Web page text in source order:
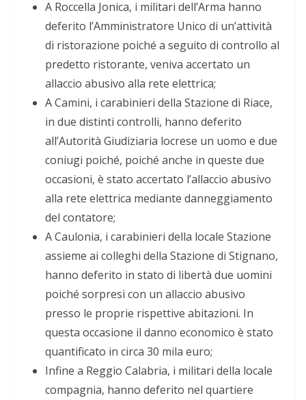
A Roccella Jonica, i militari dell’Arma hanno
deferito l’Amministratore Unico di un’attività
di ristorazione poiché a seguito di controllo al
predetto ristorante, veniva accertato un
allaccio abusivo alla rete elettrica;
A Camini, i carabinieri della Stazione di Riace,
in due distinti controlli, hanno deferito
all’Autorità Giudiziaria locrese un uomo e due
coniugi poiché, poiché anche in queste due
occasioni, è stato accertato l’allaccio abusivo
alla rete elettrica mediante danneggiamento
del contatore;
A Caulonia, i carabinieri della locale Stazione
assieme ai colleghi della Stazione di Stignano,
hanno deferito in stato di libertà due uomini
poiché sorpresi con un allaccio abusivo
presso le proprie rispettive abitazioni. In
questa occasione il danno economico è stato
quantificato in circa 30 mila euro;
Infine a Reggio Calabria, i militari della locale
compagnia, hanno deferito nel quartiere